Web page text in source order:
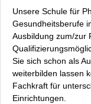
Unsere Schule für
Gesundheitsberufe
Ausbildung zum/zur
Sie sich schon als
weiterbilden lassen
Fachkraft für
Einrichtungen.